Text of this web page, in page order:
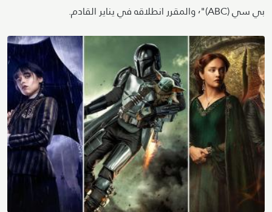
بي سي (ABC)"٬ والمقرر انطلاقه في يناير القادم.